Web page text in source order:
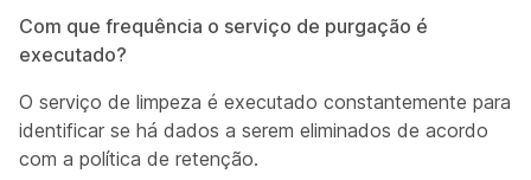
Com que frequência o serviço de purgação é
executado?
O serviço de limpeza é executado constantemente para
identificar se há dados a serem eliminados de acordo
com a política de retenção.